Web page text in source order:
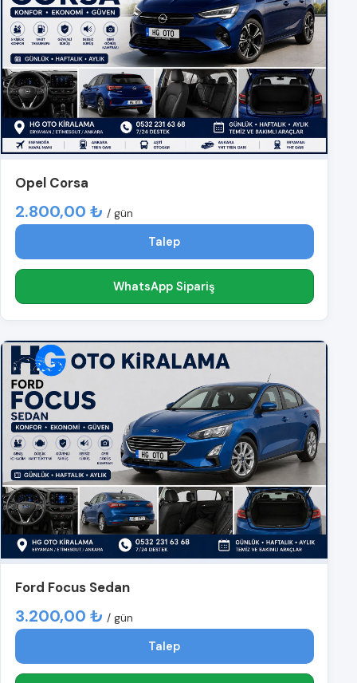
Opel Corsa
2.800,00 ₺ / gün
Talep
WhatsApp Sipariş
Ford Focus Sedan
3.200,00 ₺ / gün
Talep